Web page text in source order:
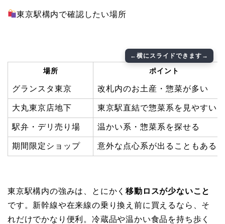
東京駅構内で確認したい場所
場所 ポイント
グランスタ東京 改札内のお土産・惣菜が多い
大丸東京店地下 東京駅直結で惣菜系を見やすい
駅弁・デリ売り場 温かい系・惣菜系を探せる
期間限定ショップ 意外な点心系が出ることもある
東京駅構内の強みは、とにかく移動ロスが少ないこと
です。新幹線や在来線の乗り換え前に買えるなら、そ
れだけでかなり便利。冷蔵品や温かい食品を持ち歩く